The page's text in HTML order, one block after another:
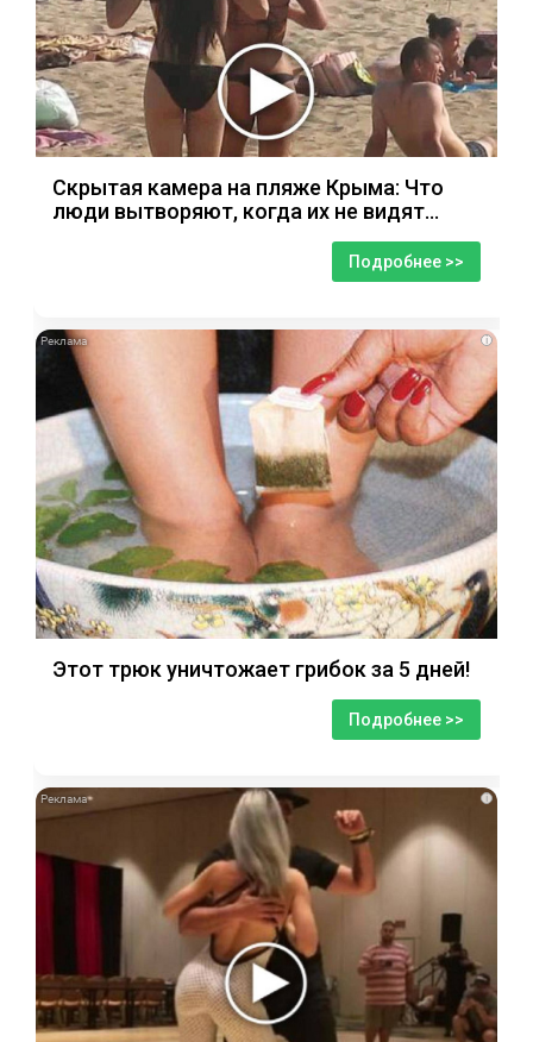
Скрытая камера на пляже Крыма: Что
люди вытворяют, когда их не видят...
Подробнее >>
i
Этот трюк уничтожает грибок за 5 дней!
Подробнее >>
i